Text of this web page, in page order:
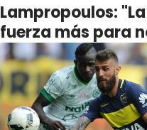
Lampropoulos:
fuerza más para